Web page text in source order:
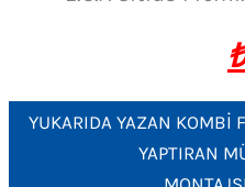
₺
YUKARIDA YAZAN KOMBİ
YAPTIRAN